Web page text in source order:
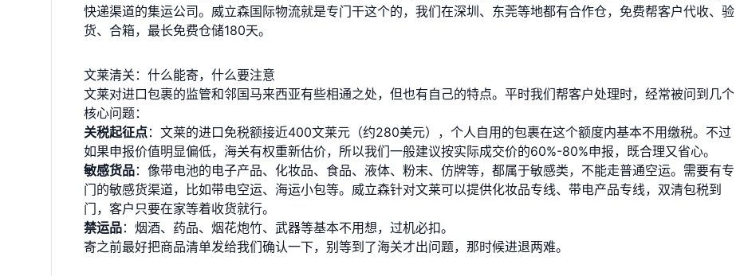
快递渠道的集运公司。威立森国际物流就是专门干这个的，我们在深圳、东莞等地都有合作仓，免费帮客户代收、验
货、合箱，最长免费仓储180天。
文莱清关：什么能寄，什么要注意
文莱对进口包裹的监管和邻国马来西亚有些相通之处，但也有自己的特点。平时我们帮客户处理时，经常被问到几个
核心问题：
关税起征点：文莱的进口免税额接近400文莱元（约280美元），个人自用的包裹在这个额度内基本不用缴税。不过
如果申报价值明显偏低，海关有权重新估价，所以我们一般建议按实际成交价的60%-80%申报，既合理又省心。
敏感货品：像带电池的电子产品、化妆品、食品、液体、粉末、仿牌等，都属于敏感类，不能走普通空运。需要有专
门的敏感货渠道，比如带电空运、海运小包等。威立森针对文莱可以提供化妆品专线、带电产品专线，双清包税到
门，客户只要在家等着收货就行。
禁运品：烟酒、药品、烟花炮竹、武器等基本不用想，过机必扣。
寄之前最好把商品清单发给我们确认一下，别等到了海关才出问题，那时候进退两难。